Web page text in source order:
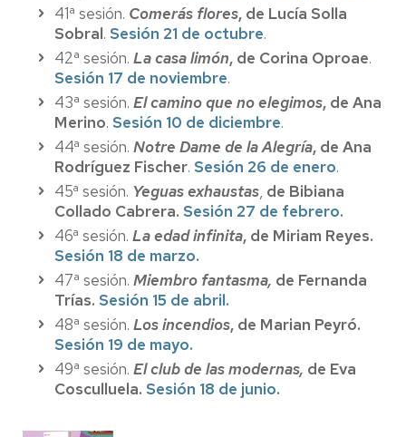
41ª sesión. Comerás flores, de Lucía Solla
Sobral. Sesión 21 de octubre.
42ª sesión. La casa limón, de Corina Oproae.
Sesión 17 de noviembre.
43ª sesión. El camino que no elegimos, de Ana
Merino. Sesión 10 de diciembre.
44ª sesión. Notre Dame de la Alegría, de Ana
Rodríguez Fischer. Sesión 26 de enero.
45ª sesión. Yeguas exhaustas, de Bibiana
Collado Cabrera. Sesión 27 de febrero.
46ª sesión. La edad infinita, de Miriam Reyes.
Sesión 18 de marzo.
47ª sesión. Miembro fantasma, de Fernanda
Trías. Sesión 15 de abril.
48ª sesión. Los incendios, de Marian Peyró.
Sesión 19 de mayo.
49ª sesión. El club de las modernas, de Eva
Cosculluela. Sesión 18 de junio.